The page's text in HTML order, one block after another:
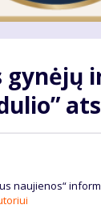
gynėjų
naujienos“